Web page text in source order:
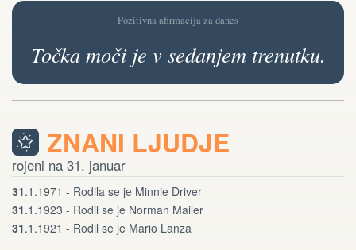
Pozitivna afirmacija za danes
Točka moči je v sedanjem trenutku.
ZNANI LJUDJE
rojeni na 31. januar
31.1.1971 - Rodila se je Minnie Driver
31.1.1923 - Rodil se je Norman Mailer
31.1.1921 - Rodil se je Mario Lanza